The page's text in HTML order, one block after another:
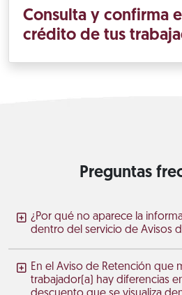
Consulta y confirma
crédito de tus
Preguntas
¿Por qué no aparece la
dentro del servicio de Avisos
En el Aviso de Retención que
trabajador(a) hay diferencias